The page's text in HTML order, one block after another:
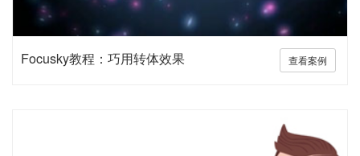
Focusky教程：巧用转体效果 查看案例